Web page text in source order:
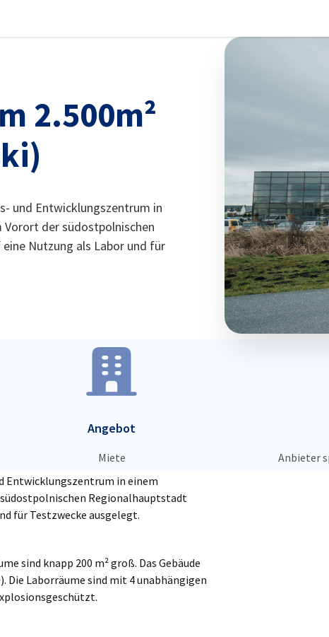
2.500m²
und Entwicklungszentrum in
Vorort der südostpolnischen
Nutzung als Labor und für
Angebot
Miete
Anbieter
Entwicklungszentrum in einem
Regionalhauptstadt
für Testzwecke ausgelegt.
sind knapp 200 m² groß. Das Gebäude
Die Laborräume sind mit 4 unabhängigen